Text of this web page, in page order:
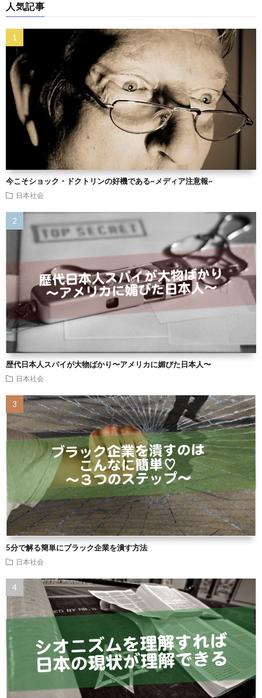
人気記事
今こそショック・ドクトリンの好機である~メディア注意報~
日本社会
歴代日本人スパイが大物ばかり〜アメリカに媚びた日本人〜
日本社会
5分で解る簡単にブラック企業を潰す方法
日本社会